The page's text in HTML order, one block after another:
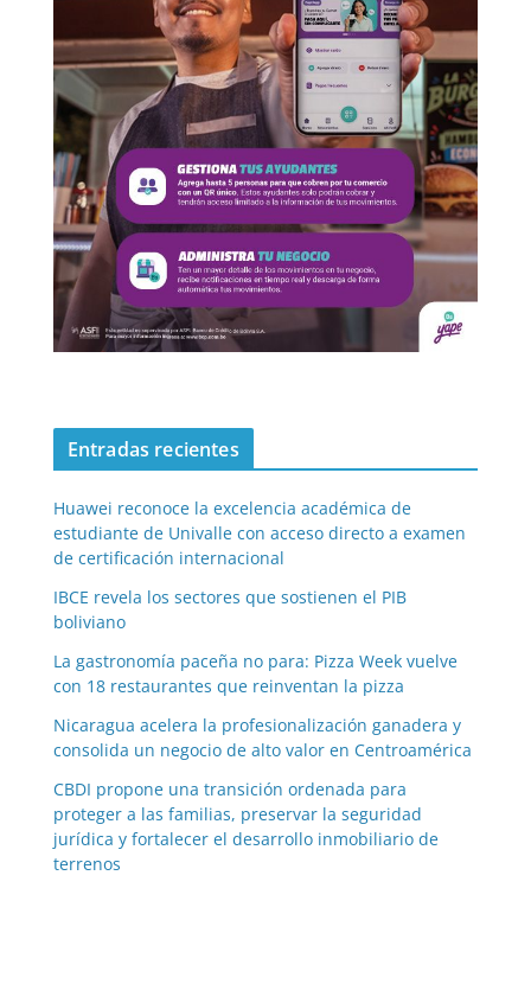
Entradas recientes
Huawei reconoce la excelencia académica de
estudiante de Univalle con acceso directo a examen
de certificación internacional
IBCE revela los sectores que sostienen el PIB
boliviano
La gastronomía paceña no para: Pizza Week vuelve
con 18 restaurantes que reinventan la pizza
Nicaragua acelera la profesionalización ganadera y
consolida un negocio de alto valor en Centroamérica
CBDI propone una transición ordenada para
proteger a las familias, preservar la seguridad
jurídica y fortalecer el desarrollo inmobiliario de
terrenos